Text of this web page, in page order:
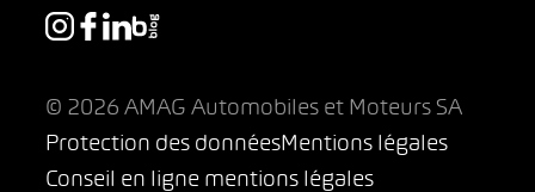
© 2026 AMAG Automobiles et Moteurs SA
Protection des donnéesMentions légales
Conseil en ligne mentions légales